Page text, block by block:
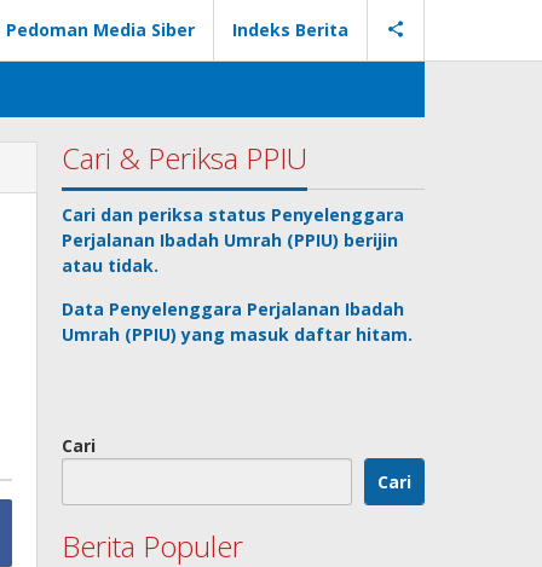
Pedoman Media Siber Indeks Berita
Cari & Periksa PPIU
Cari dan periksa status Penyelenggara
Perjalanan Ibadah Umrah (PPIU) berijin
atau tidak.
Data Penyelenggara Perjalanan Ibadah
Umrah (PPIU) yang masuk daftar hitam.
Cari
Cari
Berita Populer